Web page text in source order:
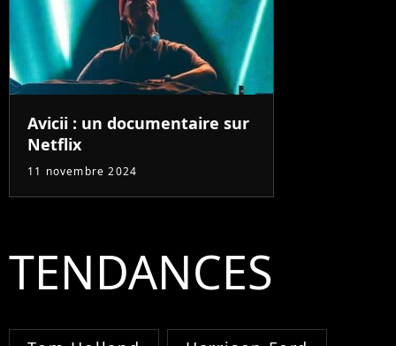
Avicii : un documentaire sur
Netflix
11 novembre 2024
TENDANCES